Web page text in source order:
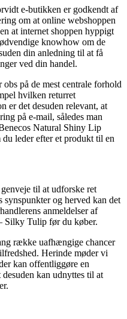
e-butikken er godkendt af
om at online webshoppen
at internet shoppen hyppigt
knowhow om de
din anledning til at få
ved din handel.
på de mest centrale forhold
hvilken returret
er det desuden relevant, at
på e-mail, således man
Natural Shiny Lip
leder efter et produkt til en
til at udforske ret
synspunkter og herved kan det
anmeldelser af
Silky Tulip før du køber.
række uafhængige chancer
Herinde møder vi
kan offentliggøre en
kan udnyttes til at